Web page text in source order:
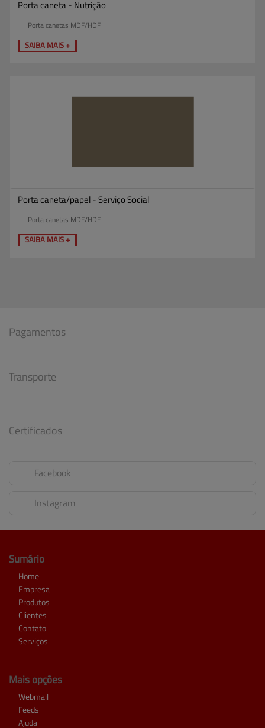
Porta caneta - Nutrição
Porta canetas MDF/HDF
SAIBA MAIS +
Porta caneta/papel - Serviço Social
Porta canetas MDF/HDF
SAIBA MAIS +
Pagamentos
Transporte
Certificados
Facebook
Instagram
Sumário
Home
Empresa
Produtos
Clientes
Contato
Serviços
Mais opções
Webmail
Feeds
Ajuda